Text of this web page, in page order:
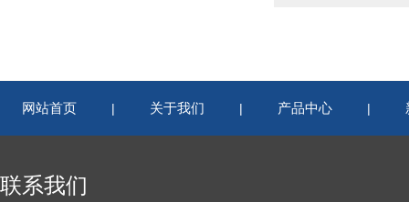
网站首页 | 关于我们 | 产品中心 |
联系我们